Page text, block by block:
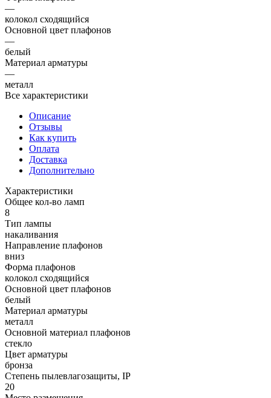
—
колокол сходящийся
Основной цвет плафонов
—
белый
Материал арматуры
—
металл
Все характеристики
Описание
Отзывы
Как купить
Оплата
Доставка
Дополнительно
Характеристики
Общее кол-во ламп
8
Тип лампы
накаливания
Направление плафонов
вниз
Форма плафонов
колокол сходящийся
Основной цвет плафонов
белый
Материал арматуры
металл
Основной материал плафонов
стекло
Цвет арматуры
бронза
Степень пылевлагозащиты, IP
20